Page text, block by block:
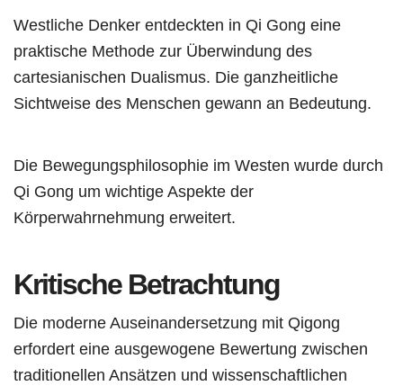
Westliche Denker entdeckten in Qi Gong eine
praktische Methode zur Überwindung des
cartesianischen Dualismus. Die ganzheitliche
Sichtweise des Menschen gewann an Bedeutung.
Die Bewegungsphilosophie im Westen wurde durch
Qi Gong um wichtige Aspekte der
Körperwahrnehmung erweitert.
Kritische Betrachtung
Die moderne Auseinandersetzung mit Qigong
erfordert eine ausgewogene Bewertung zwischen
traditionellen Ansätzen und wissenschaftlichen